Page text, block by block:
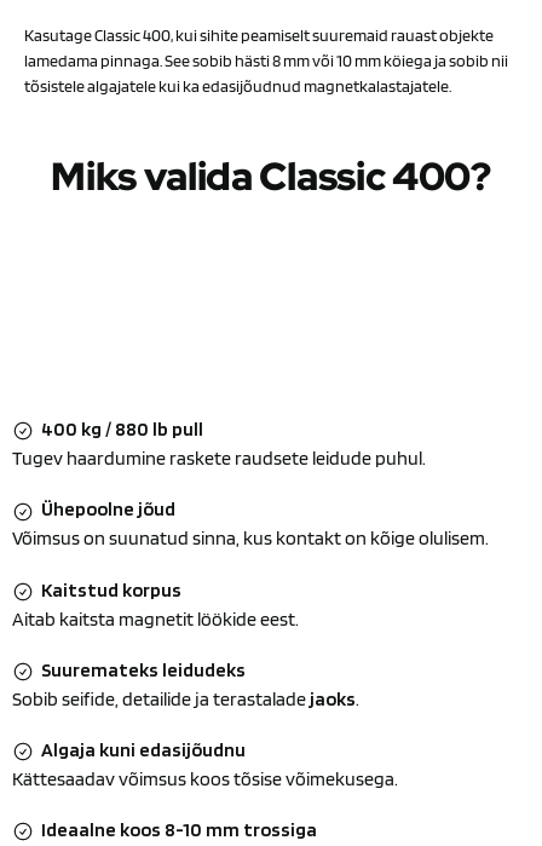
Kasutage Classic 400, kui sihite peamiselt suuremaid rauast objekte
lamedama pinnaga. See sobib hästi 8 mm või 10 mm köiega ja sobib nii
tõsistele algajatele kui ka edasijõudnud magnetkalastajatele.
Miks valida Classic 400?
400 kg / 880 lb pull
Tugev haardumine raskete raudsete leidude puhul.
Ühepoolne jõud
Võimsus on suunatud sinna, kus kontakt on kõige olulisem.
Kaitstud korpus
Aitab kaitsta magnetit löökide eest.
Suuremateks leidudeks
Sobib seifide, detailide ja terastalade jaoks.
Algaja kuni edasijõudnu
Kättesaadav võimsus koos tõsise võimekusega.
Ideaalne koos 8-10 mm trossiga